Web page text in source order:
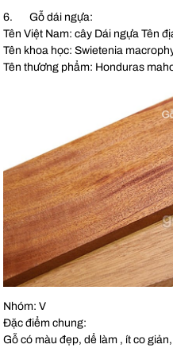
6. Gỗ dái ngựa:
Tên Việt Nam: cây Dái ngựa Tên
Tên khoa học: Swietenia
Tên thương phẩm: Honduras
Nhóm: V
Đặc điểm chung:
Gỗ có màu đẹp, dể làm , ít co